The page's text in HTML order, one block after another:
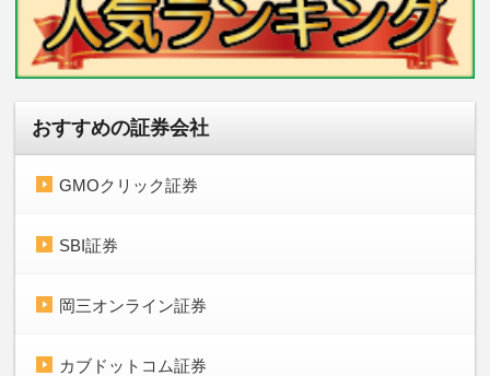
おすすめの証券会社
GMOクリック証券
SBI証券
岡三オンライン証券
カブドットコム証券